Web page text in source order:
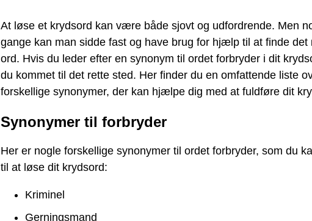
At løse et krydsord kan være både sjovt og udfordrende. Men
gange kan man sidde fast og have brug for hjælp til at finde det
ord. Hvis du leder efter en synonym til ordet forbryder i dit
du kommet til det rette sted. Her finder du en omfattende liste
forskellige synonymer, der kan hjælpe dig med at fuldføre dit
Synonymer til forbryder
Her er nogle forskellige synonymer til ordet forbryder, som du
til at løse dit krydsord:
Kriminel
Gerningsmand